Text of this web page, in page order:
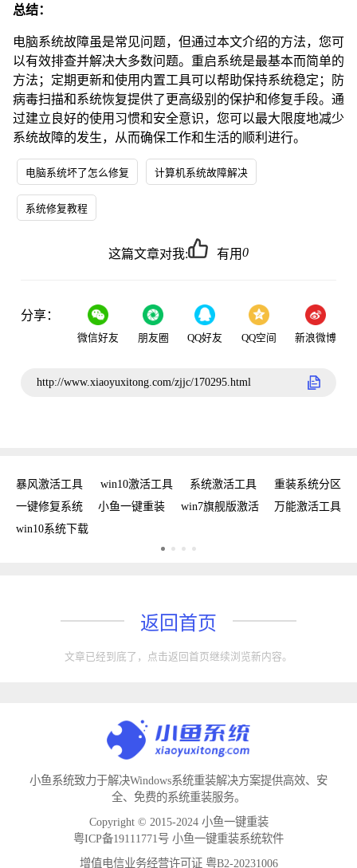
总结：
电脑系统故障虽是常见问题，但通过本文介绍的方法，您可
以有效排查并解决大多数问题。重启系统是最基本而简单的
方法；定期更新和使用内置工具可以帮助保持系统稳定；防
病毒扫描和系统恢复提供了更高级别的保护和修复手段。通
过建立良好的使用习惯和安全意识，您可以最大限度地减少
系统故障的发生，从而确保工作和生活的顺利进行。
电脑系统坏了怎么修复 计算机系统故障解决
系统修复教程
这篇文章对我: 有用0
分享：
微信好友 朋友圈 QQ好友 QQ空间 新浪微博
http://www.xiaoyuxitong.com/zjjc/170295.html
暴风激活工具 win10激活工具 系统激活工具
重装系统分区
一键修复系统
小鱼一键重装 win7旗舰版激活
万能激活工具
win10系统下载
返回首页
文章已经到底了，点击返回首页继续浏览新内容。
小鱼系统致力于解决Windows系统重装解决方案提供高效、安
全、免费的系统重装服务。
Copyright © 2015-2024 小鱼一键重装
粤ICP备19111771号 小鱼一键重装系统软件
增值电信业务经营许可证 粤B2-20231006